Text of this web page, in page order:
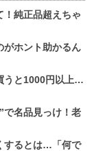
！純正品超えちゃ
がホント助かるん
うと1000円以上…
で名品見っけ！老
するとは…「何で